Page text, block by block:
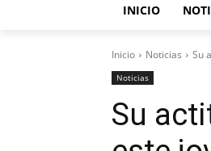
INICIO
Inicio Noticias Su
Noticias
Su